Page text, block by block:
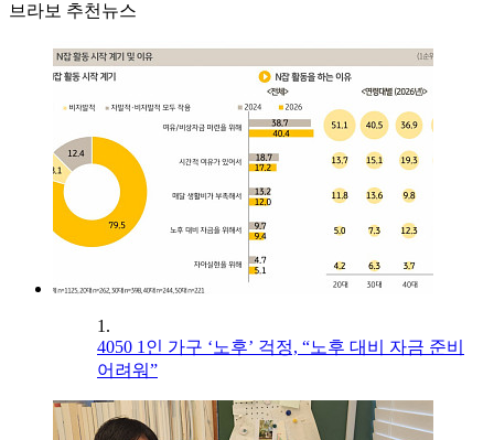
브라보 추천뉴스
1.
4050 1인 가구 ‘노후’ 걱정, “노후 대비 자금 준비
어려워”